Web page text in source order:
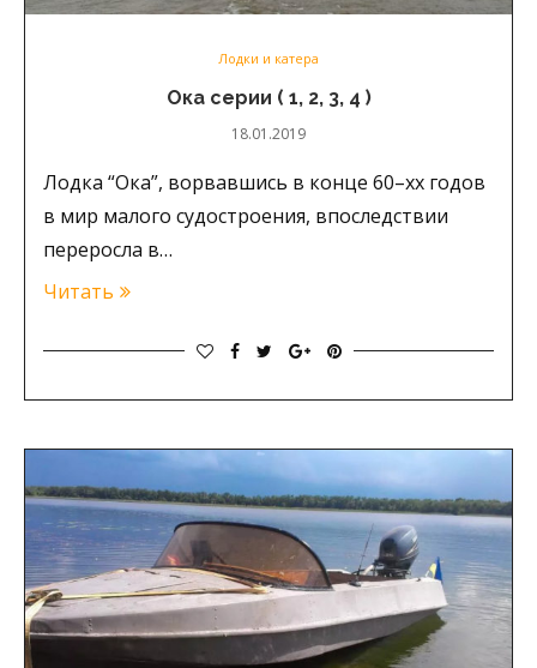
Лодки и катера
Ока серии ( 1, 2, 3, 4 )
18.01.2019
Лодка “Ока”, ворвавшись в конце 60­­­­­­­­­–хх годов
в мир малого судостроения, впоследствии
переросла в…
Читать